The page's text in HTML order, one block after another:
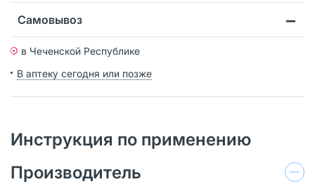
Самовывоз
в Чеченской Республике
В аптеку сегодня или позже
Инструкция по применению
Производитель